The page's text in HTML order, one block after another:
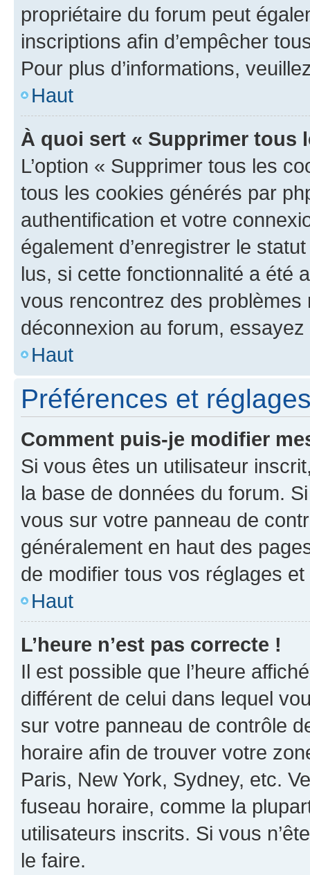
propriétaire du forum peut
inscriptions afin d’empêcher
Pour plus d’informations,
Haut
À quoi sert « Supprimer tous
L’option « Supprimer tous les
tous les cookies générés par
authentification et votre
également d’enregistrer le
lus, si cette fonctionnalité a été
vous rencontrez des
déconnexion au forum,
Haut
Préférences et
Comment puis-je modifier
Si vous êtes un utilisateur
la base de données du forum.
vous sur votre panneau de
généralement en haut des
de modifier tous vos réglages
Haut
L’heure n’est pas correcte !
Il est possible que l’heure
différent de celui dans lequel
sur votre panneau de contrôle
horaire afin de trouver votre
Paris, New York, Sydney, etc.
fuseau horaire, comme la
utilisateurs inscrits. Si vous
le faire.